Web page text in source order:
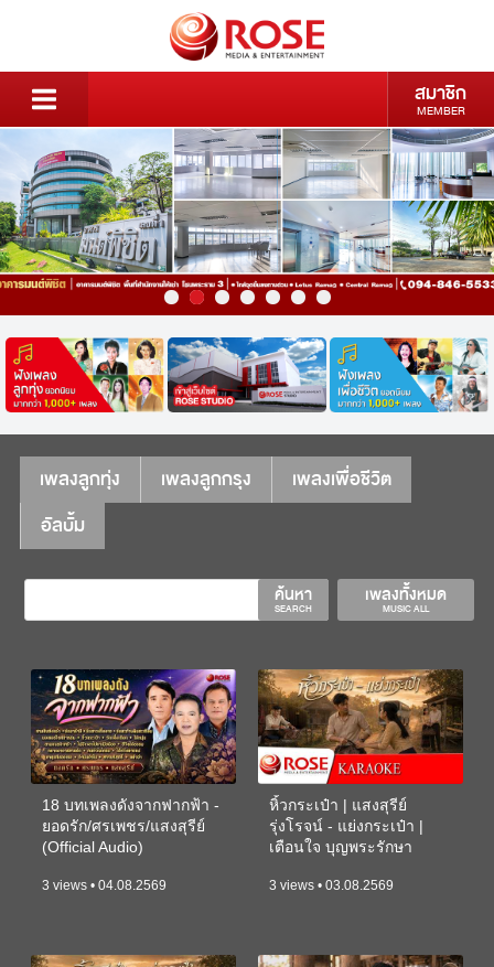
สมาชิก
MEMBER
เพลงลูกทุ่ง เพลงลูกกรุง
เพลงเพื่อชีวิต
อัลบั้ม
เพลงทั้งหมด
MUSIC ALL
ค้นหา
SEARCH
18 บทเพลงดังจากฟากฟ้า -
ยอดรัก/ศรเพชร/แสงสุรีย์
(Official Audio)
3 views • 04.08.2569
หิ้วกระเป๋า | แสงสุรีย์
รุ่งโรจน์ - แย่งกระเป๋า |
เตือนใจ บุญพระรักษา
3 views • 03.08.2569